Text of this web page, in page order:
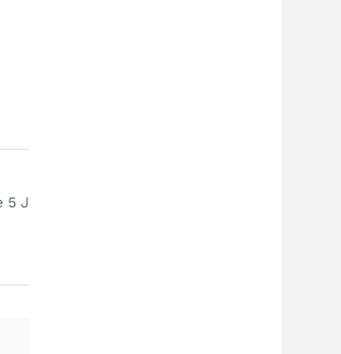
5 J